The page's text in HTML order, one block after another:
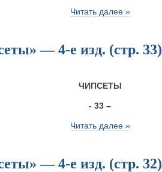
Читать далее »
— 4-е изд. (стр. 33)
ЧИПСЕТЫ
- 33 –
Читать далее »
— 4-е изд. (стр. 32)